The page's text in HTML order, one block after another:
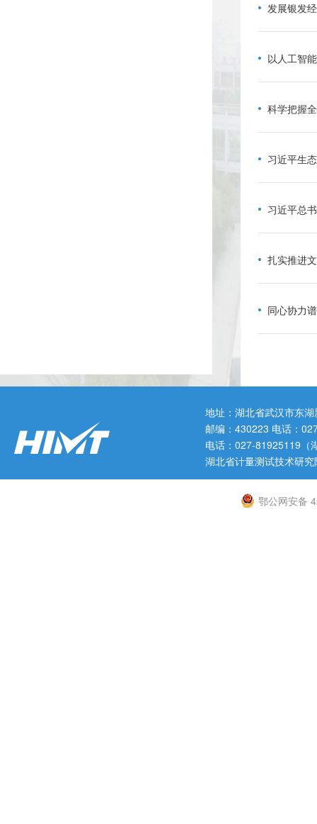
发展银发
以人工智
扎实推进
同心协力
地址：湖北省武汉市东
邮编：430223 电话：
电话：027-81925119（
湖北省计量测试技术研
鄂公网安备